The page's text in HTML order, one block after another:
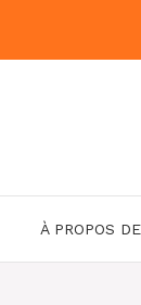
À PROPOS